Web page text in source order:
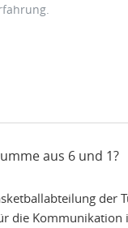
aus 6 und 1?
der
die